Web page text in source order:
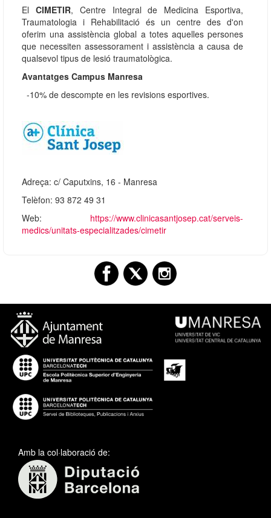
El CIMETIR, Centre Integral de Medicina Esportiva,
Traumatologia i Rehabilitació és un centre des d'on
oferim una assistència global a totes aquelles persones
que necessiten assessorament i assistència a causa de
qualsevol tipus de lesió traumatològica.
Avantatges Campus Manresa
-10% de descompte en les revisions esportives.
Adreça: c/ Caputxins, 16 - Manresa
Telèfon: 93 872 49 31
Web: https://www.clinicasantjosep.cat/serveis-
medics/unitats-especialitzades/cimetir
Amb la col·laboració de: